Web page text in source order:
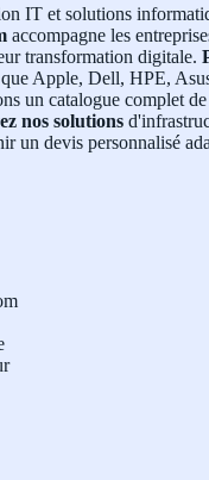
IT et solutions
accompagne les
transformation digitale.
Apple, Dell, HPE,
un catalogue complet
nos solutions
un devis personnalisé